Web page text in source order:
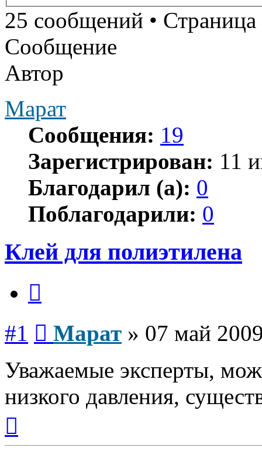
25 сообщений • Страница
Сообщение
Автор
Марат
Сообщения: 19
Зарегистрирован: 11
Благодарил (а): 0
Поблагодарили: 0
Клей для полиэтилена
#1 Марат » 07 май
Уважаемые эксперты,
низкого давления,
началу